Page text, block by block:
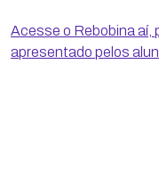
Acesse o Rebobina aí,
apresentado pelos